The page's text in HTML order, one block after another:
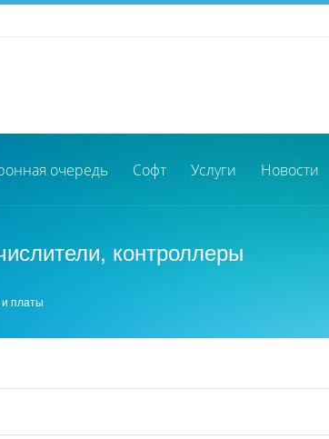
очередь Софт Услуги Новости
контроллеры
платы